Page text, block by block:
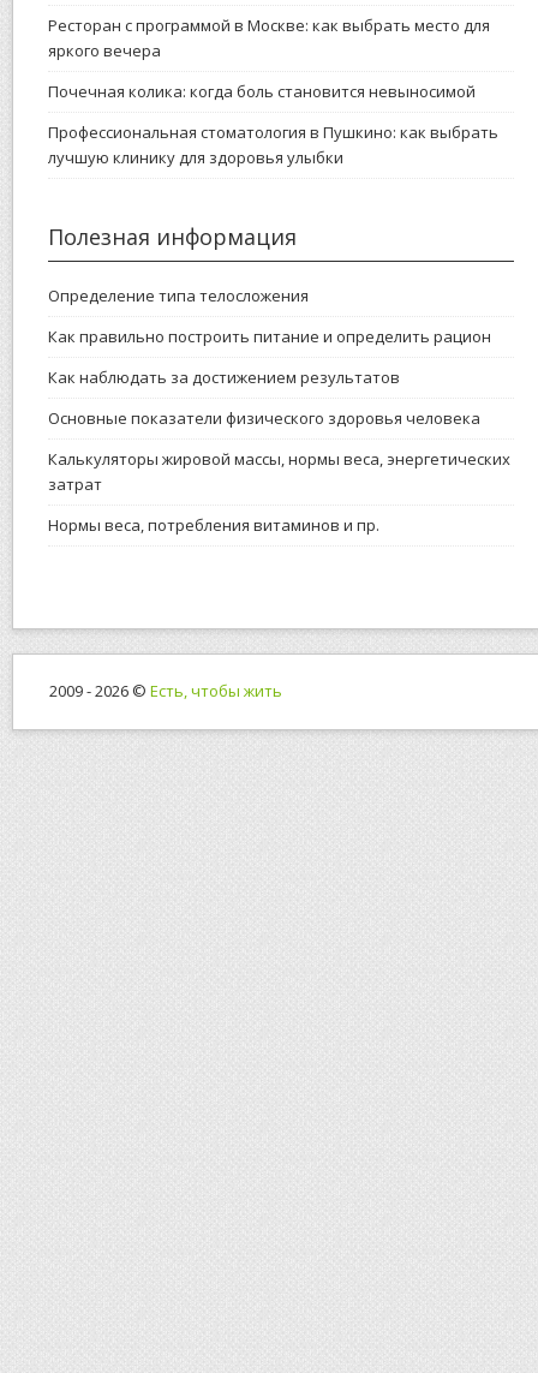
Ресторан с программой в Москве: как выбрать место для
яркого вечера
Почечная колика: когда боль становится невыносимой
Профессиональная стоматология в Пушкино: как выбрать
лучшую клинику для здоровья улыбки
Полезная информация
Определение типа телосложения
Как правильно построить питание и определить рацион
Как наблюдать за достижением результатов
Основные показатели физического здоровья человека
Калькуляторы жировой массы, нормы веса, энергетических
затрат
Нормы веса, потребления витаминов и пр.
2009 - 2026 © Есть, чтобы жить